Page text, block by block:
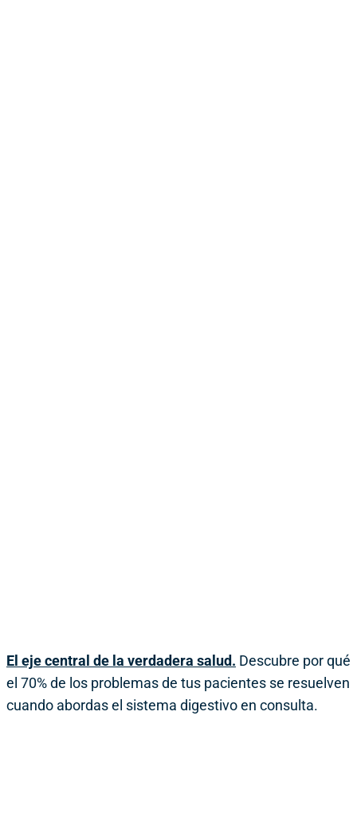
El eje central de la verdadera salud. Descubre por qué
el 70% de los problemas de tus pacientes se resuelven
cuando abordas el sistema digestivo en consulta.